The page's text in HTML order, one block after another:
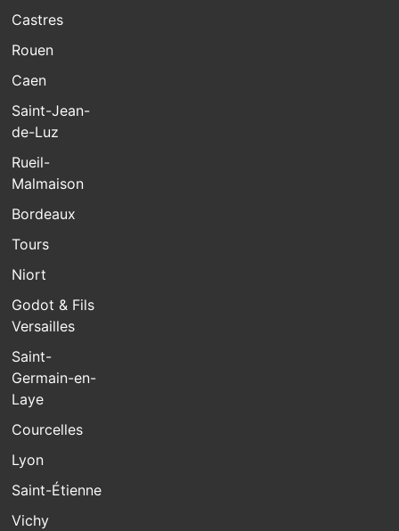
Castres
Rouen
Caen
Saint-Jean-
de-Luz
Rueil-
Malmaison
Bordeaux
Tours
Niort
Godot & Fils
Versailles
Saint-
Germain-en-
Laye
Courcelles
Lyon
Saint-Étienne
Vichy